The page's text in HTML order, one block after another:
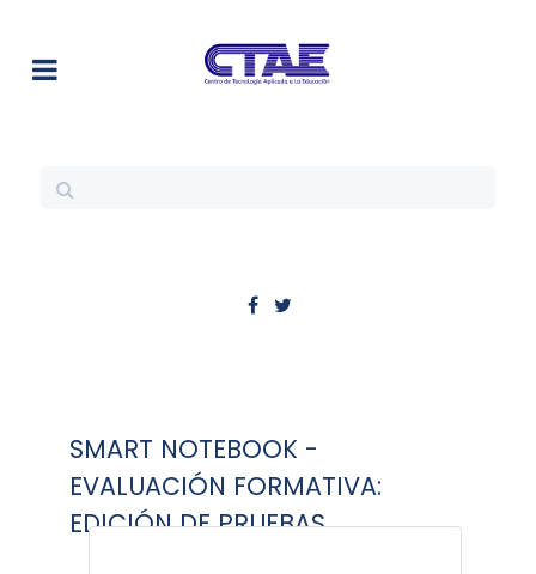
SMART NOTEBOOK -
EVALUACIÓN FORMATIVA:
EDICIÓN DE PRUEBAS.